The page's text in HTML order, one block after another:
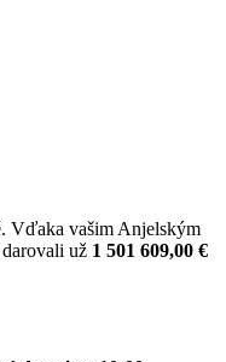
Vďaka vašim Anjelským
už 1 501 609,00 €